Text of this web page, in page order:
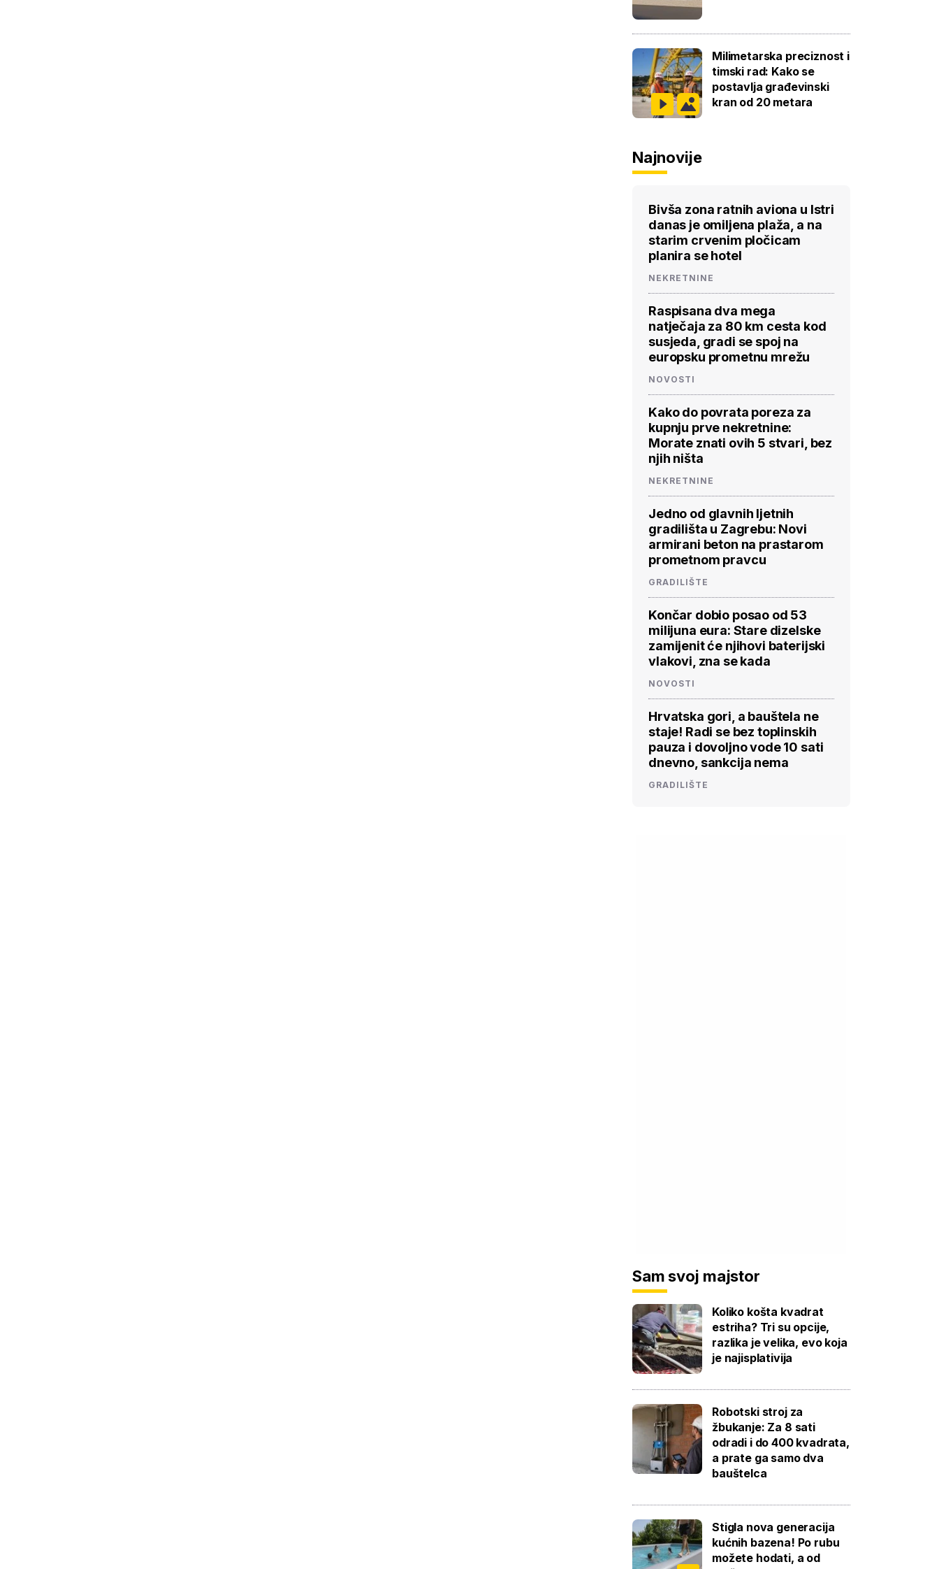
Milimetarska preciznost i
timski rad: Kako se
postavlja građevinski
kran od 20 metara
Najnovije
Bivša zona ratnih aviona u Istri
danas je omiljena plaža, a na
starim crvenim pločicam
planira se hotel
NEKRETNINE
Raspisana dva mega
natječaja za 80 km cesta kod
susjeda, gradi se spoj na
europsku prometnu mrežu
NOVOSTI
Kako do povrata poreza za
kupnju prve nekretnine:
Morate znati ovih 5 stvari, bez
njih ništa
NEKRETNINE
Jedno od glavnih ljetnih
gradilišta u Zagrebu: Novi
armirani beton na prastarom
prometnom pravcu
GRADILIŠTE
Končar dobio posao od 53
milijuna eura: Stare dizelske
zamijenit će njihovi baterijski
vlakovi, zna se kada
NOVOSTI
Hrvatska gori, a bauštela ne
staje! Radi se bez toplinskih
pauza i dovoljno vode 10 sati
dnevno, sankcija nema
GRADILIŠTE
Sam svoj majstor
Koliko košta kvadrat
estriha? Tri su opcije,
razlika je velika, evo koja
je najisplativija
Robotski stroj za
žbukanje: Za 8 sati
odradi i do 400 kvadrata,
a prate ga samo dva
bauštelca
Stigla nova generacija
kućnih bazena! Po rubu
možete hodati, a od